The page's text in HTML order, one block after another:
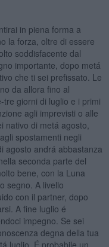
in piena forma a
la forza, oltre di essere
soddisfacente dal
importante, dopo metá
che ti sei prefissato. Le
da allora fino al
tre giorni di luglio e i primi
agli imprevisti o alle
nativo di metá agosto,
spostamenti negli
agosto andrá abbastanza
seconda parte del
bene, con la Luna
segno. A livello
con il partner, dopo
A fine luglio é
impegno. Se sei
degna della tua
luglio. É probabile un